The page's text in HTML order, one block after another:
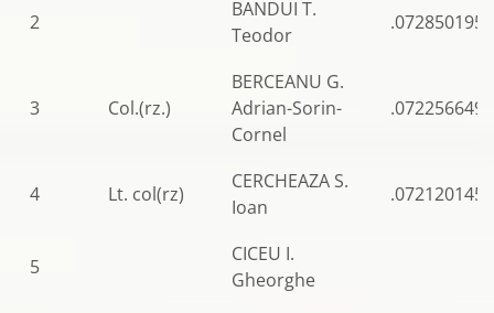
2
BANDUI T.
Teodor
.0728501952
3 Col.(rz.)
BERCEANU G.
Adrian-Sorin-
Cornel
.0722566499
4 Lt. col(rz)
CERCHEAZA S.
Ioan
.0721201457
5
CICEU I.
Gheorghe